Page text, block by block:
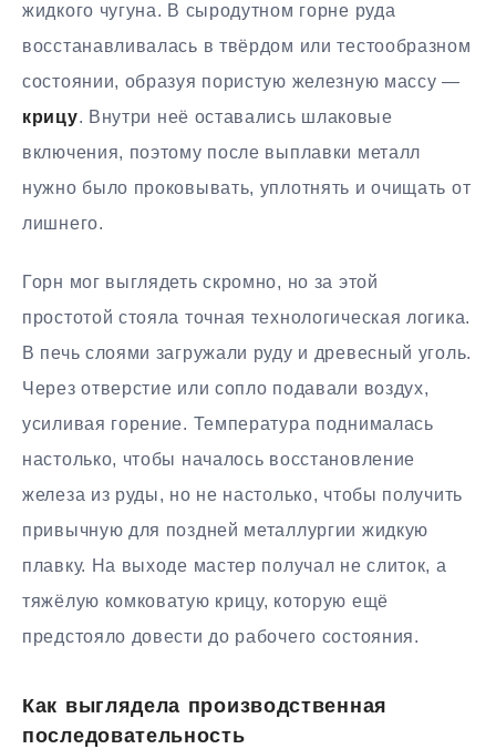
жидкого чугуна. В сыродутном горне руда
восстанавливалась в твёрдом или тестообразном
состоянии, образуя пористую железную массу —
крицу. Внутри неё оставались шлаковые
включения, поэтому после выплавки металл
нужно было проковывать, уплотнять и очищать от
лишнего.
Горн мог выглядеть скромно, но за этой
простотой стояла точная технологическая логика.
В печь слоями загружали руду и древесный уголь.
Через отверстие или сопло подавали воздух,
усиливая горение. Температура поднималась
настолько, чтобы началось восстановление
железа из руды, но не настолько, чтобы получить
привычную для поздней металлургии жидкую
плавку. На выходе мастер получал не слиток, а
тяжёлую комковатую крицу, которую ещё
предстояло довести до рабочего состояния.
Как выглядела производственная
последовательность